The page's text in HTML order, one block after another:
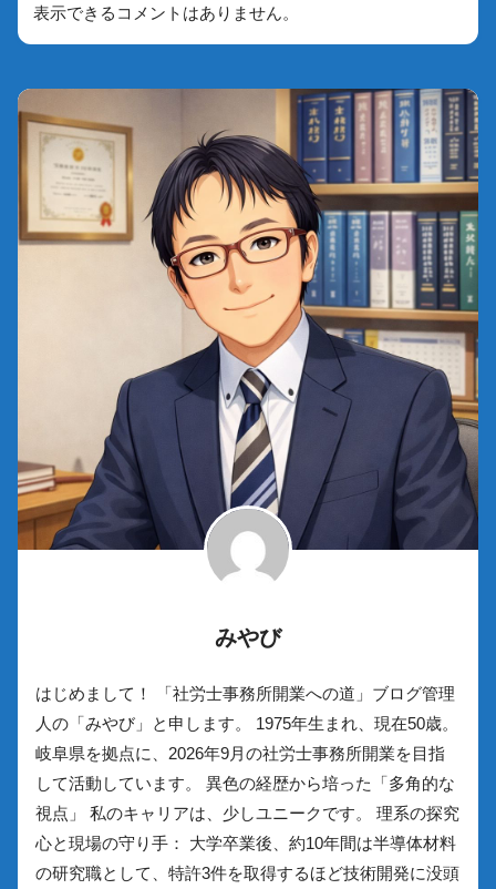
表示できるコメントはありません。
みやび
はじめまして！ 「社労士事務所開業への道」ブログ管理
人の「みやび」と申します。 1975年生まれ、現在50歳。
岐阜県を拠点に、2026年9月の社労士事務所開業を目指
して活動しています。 異色の経歴から培った「多角的な
視点」 私のキャリアは、少しユニークです。 理系の探究
心と現場の守り手： 大学卒業後、約10年間は半導体材料
の研究職として、特許3件を取得するほど技術開発に没頭